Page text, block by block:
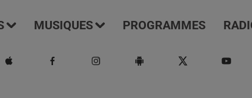
MUSIQUES PROGRAMMES